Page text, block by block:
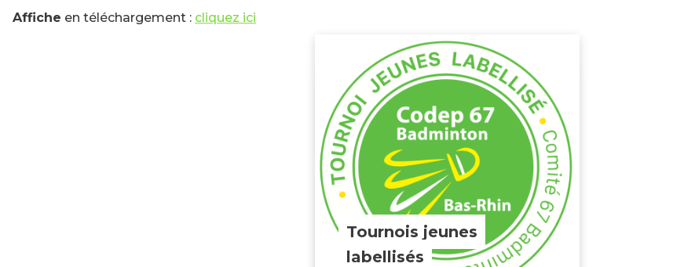
Affiche en téléchargement : cliquez ici
Tournois jeunes
labellisés